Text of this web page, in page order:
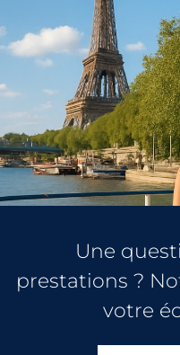
Une
prestations ?
votre